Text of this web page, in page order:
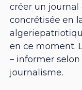
créer un journal
concrétisée en
en ce moment.
– informer
journalisme.